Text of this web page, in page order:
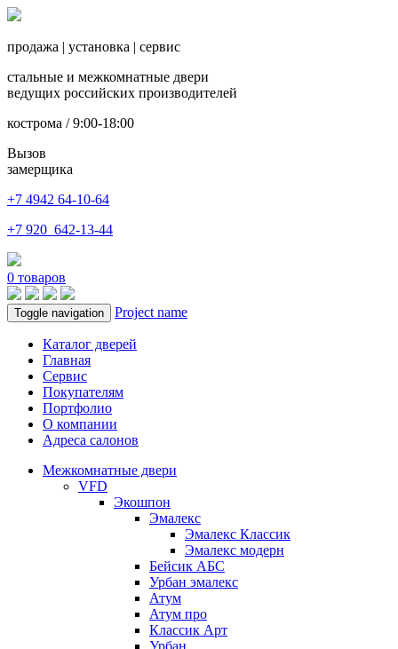
продажа | установка | сервис
стальные и межкомнатные двери
ведущих российских производителей
кострома / 9:00-18:00
Вызов
замерщика
+7 4942 64-10-64
+7 920 642-13-44
0 товаров
Toggle navigation Project name
Каталог дверей
Главная
Сервис
Покупателям
Портфолио
О компании
Адреса салонов
Межкомнатные двери
VFD
Экошпон
Эмалекс
Эмалекс Классик
Эмалекс модерн
Бейсик АБС
Урбан эмалекс
Атум
Атум про
Классик Арт
Урбан